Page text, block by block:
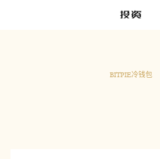
BITPIE冷钱包